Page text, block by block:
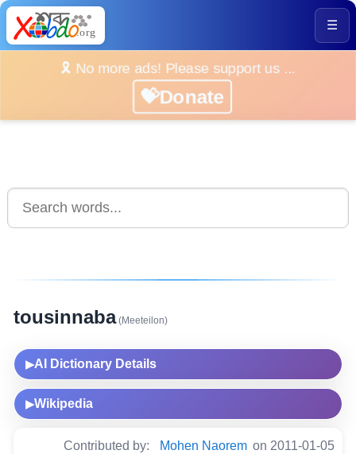
☰
🎗️ No more ads! Please support us ...
💝Donate
tousinnaba(Meeteilon)
▶AI Dictionary Details
▶Wikipedia
Contributed by: Mohen Naorem on 2011-01-05